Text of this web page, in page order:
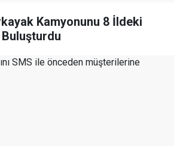
Kamyonunu 8 İldeki